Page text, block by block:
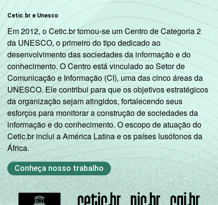
Cetic.br e Unesco
Em 2012, o Cetic.br tornou-se um Centro de Categoria 2
da UNESCO, o primeiro do tipo dedicado ao
desenvolvimento das sociedades da informação e do
conhecimento. O Centro está vinculado ao Setor de
Comunicação e Informação (CI), uma das cinco áreas da
UNESCO. Ele contribui para que os objetivos estratégicos
da organização sejam atingidos, fortalecendo seus
esforços para monitorar a construção de sociedades da
informação e do conhecimento. O escopo de atuação do
Cetic.br inclui a América Latina e os países lusófonos da
África.
Conheça nosso trabalho